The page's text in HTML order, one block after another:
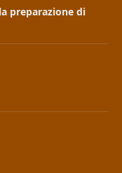
preparazione di